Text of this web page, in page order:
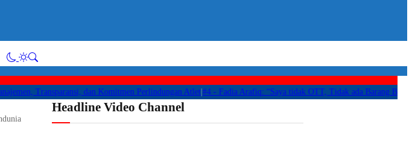
Transparansi, dan Komitmen Perlindungan Atlet |#4 -Fadia Arafiq: “Saya tidak OTT, Tidak ada Barang Bukti
Headline Video Channel